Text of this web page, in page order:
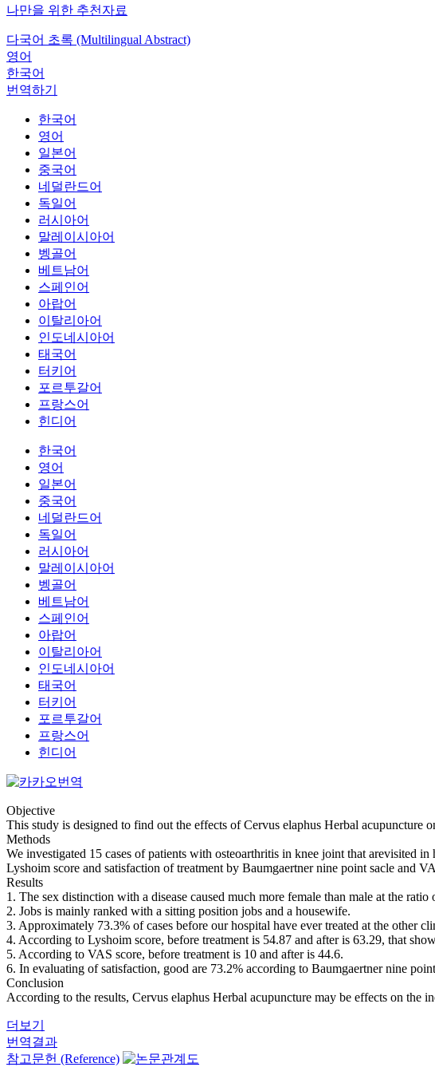
나만을 위한 추천자료
다국어 초록 (Multilingual Abstract)
영어
한국어
번역하기
한국어
영어
일본어
중국어
네덜란드어
독일어
러시아어
말레이시아어
벵골어
베트남어
스페인어
아랍어
이탈리아어
인도네시아어
태국어
터키어
포르투갈어
프랑스어
힌디어
한국어
영어
일본어
중국어
네덜란드어
독일어
러시아어
말레이시아어
벵골어
베트남어
스페인어
아랍어
이탈리아어
인도네시아어
태국어
터키어
포르투갈어
프랑스어
힌디어
Objective
This study is designed to find out the effects of Cervus elaphus Herbal acupuncture
Methods
We investigated 15 cases of patients with osteoarthritis in knee joint that arevisited
Lyshoim score and satisfaction of treatment by Baumgaertner nine point sacle and
Results
1. The sex distinction with a disease caused much more female than male at the
2. Jobs is mainly ranked with a sitting position jobs and a housewife.
3. Approximately 73.3% of cases before our hospital have ever treated at the other
4. According to Lyshoim score, before treatment is 54.87 and after is 63.29, that
5. According to VAS score, before treatment is 10 and after is 44.6.
6. In evaluating of satisfaction, good are 73.2% according to Baumgaertner nine
Conclusion
According to the results, Cervus elaphus Herbal acupuncture may be effects on the
더보기
번역결과
참고문헌 (Reference)